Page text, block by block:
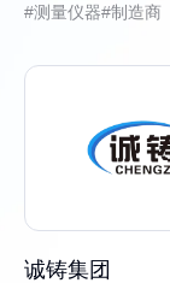
测量仪器 制造商
诚铸集团